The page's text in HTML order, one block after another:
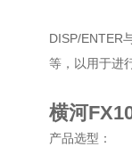
DISP/ENTER
等，以用于进
横河
产品选型：